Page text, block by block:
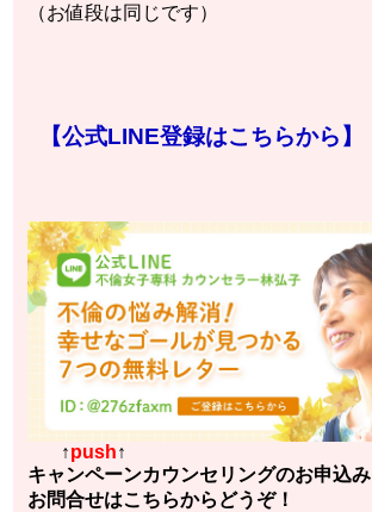
（お値段は同じです）
【公式LINE登録はこちらから】
↑push↑
キャンペーンカウンセリングのお申込み
お問合せはこちらからどうぞ！